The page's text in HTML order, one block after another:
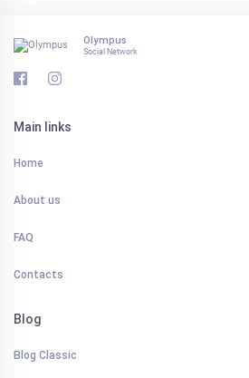
Olympus
Social Network
Main links
Home
About us
FAQ
Contacts
Blog
Blog Classic